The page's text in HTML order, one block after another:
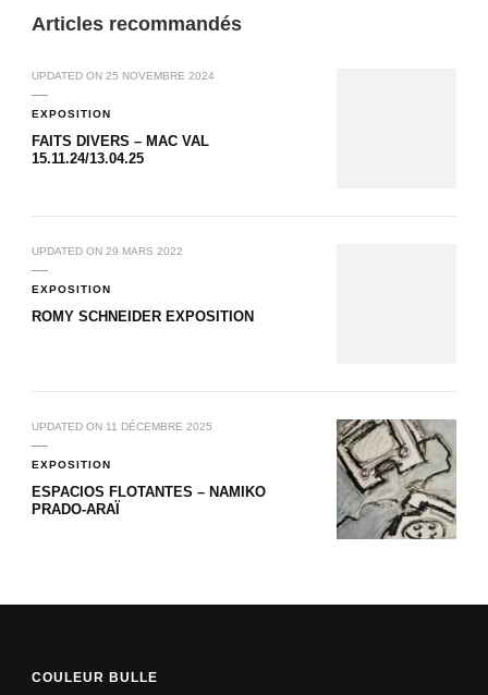
Articles recommandés
UPDATED ON 25 NOVEMBRE 2024
EXPOSITION
FAITS DIVERS – MAC VAL
15.11.24/13.04.25
UPDATED ON 29 MARS 2022
EXPOSITION
ROMY SCHNEIDER EXPOSITION
UPDATED ON 11 DÉCEMBRE 2025
EXPOSITION
ESPACIOS FLOTANTES – NAMIKO
PRADO-ARAÏ
COULEUR BULLE